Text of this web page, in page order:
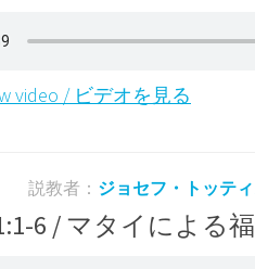
video / ビデオを見る
説教者： ジョセフ・トッテ
6 / マタイによる